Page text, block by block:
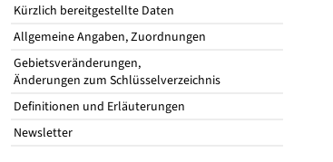
Kürzlich bereitgestellte Daten
Allgemeine Angaben, Zuordnungen
Gebietsveränderungen,
Änderungen zum Schlüsselverzeichnis
Definitionen und Erläuterungen
Newsletter